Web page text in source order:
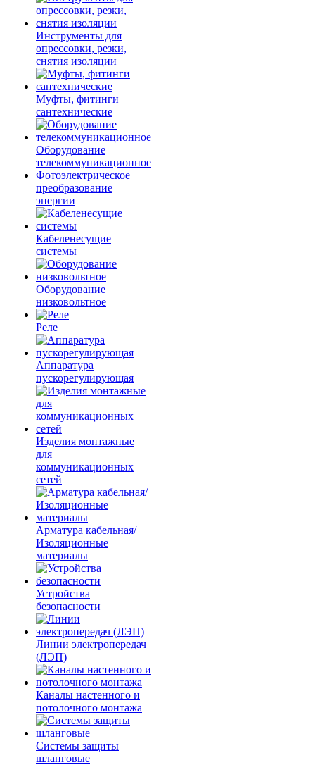
Инструменты для
опрессовки, резки,
снятия изоляции
Муфты, фитинги
сантехнические
Оборудование
телекоммуникационное
Фотоэлектрическое
преобразование
энергии
Кабеленесущие
системы
Оборудование
низковольтное
Реле
Аппаратура
пускорегулирующая
Изделия монтажные
для
коммуникационных
сетей
Арматура кабельная/
Изоляционные
материалы
Устройства
безопасности
Линии электропередач
(ЛЭП)
Каналы настенного и
потолочного монтажа
Системы защиты
шланговые